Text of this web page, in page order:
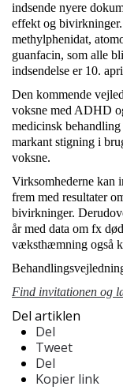
indsende nyere
effekt og
methylphenidat,
guanfacin, som alle
indsendelse er 10.
Den kommende
voksne med ADHD
medicinsk
markant stigning i
voksne.
Virksomhederne kan
frem med resultater
bivirkninger.
år med data om fx
væksthæmning også
Find invitationen og
Del artiklen
Del
Tweet
Del
Kopier link